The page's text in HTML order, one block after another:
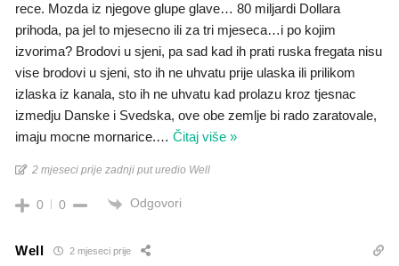
rece. Mozda iz njegove glupe glave… 80 miljardi Dollara
prihoda, pa jel to mjesecno ili za tri mjeseca…i po kojim
izvorima? Brodovi u sjeni, pa sad kad ih prati ruska fregata nisu
vise brodovi u sjeni, sto ih ne uhvatu prije ulaska ili prilikom
izlaska iz kanala, sto ih ne uhvatu kad prolazu kroz tjesnac
izmedju Danske i Svedska, ove obe zemlje bi rado zaratovale,
imaju mocne mornarice.… Čitaj više »
2 mjeseci prije zadnji put uredio Well
0 0 Odgovori
Well 2 mjeseci prije